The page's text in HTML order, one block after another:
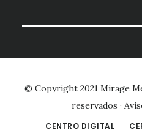
© Copyright 2021 Mirage
reservados ·
CENTRO DIGITAL